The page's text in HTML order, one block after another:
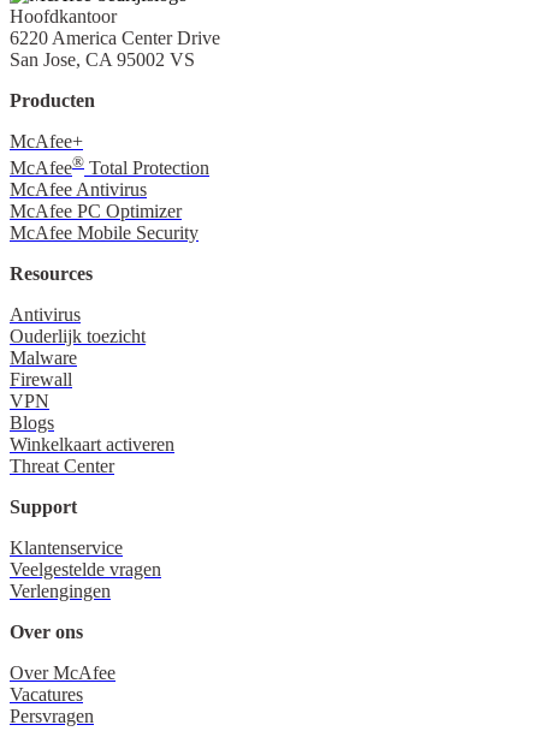
Hoofdkantoor
6220 America Center Drive
San Jose, CA 95002 VS
Producten
McAfee+
McAfee® Total Protection
McAfee Antivirus
McAfee PC Optimizer
McAfee Mobile Security
Resources
Antivirus
Ouderlijk toezicht
Malware
Firewall
VPN
Blogs
Winkelkaart activeren
Threat Center
Support
Klantenservice
Veelgestelde vragen
Verlengingen
Over ons
Over McAfee
Vacatures
Persvragen